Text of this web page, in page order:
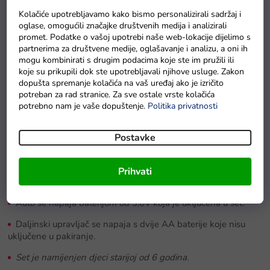
Kolačiće upotrebljavamo kako bismo personalizirali sadržaj i
oglase, omogućili značajke društvenih medija i analizirali
promet. Podatke o vašoj upotrebi naše web-lokacije dijelimo s
partnerima za društvene medije, oglašavanje i analizu, a oni ih
mogu kombinirati s drugim podacima koje ste im pružili ili
koje su prikupili dok ste upotrebljavali njihove usluge. Zakon
dopušta spremanje kolačića na vaš uređaj ako je izričito
potreban za rad stranice. Za sve ostale vrste kolačića
potrebno nam je vaše dopuštenje. Politika privatnosti
Postavke
Prihvati
Baterie GP Greencell R6 typ AA 4 ks
Na zalihama
Detaljan opis proizvoda
Tehnički set za gradnju R/C auto na daljinsko upravljanje
sadrži585dijelova. Maksimalna brzina automobila je6
km/h. Auto ima sjedalo koje se može katapultirati. Igrajući
se s ovim setom, dijete razvija tehničko razmišljanje i finu
Auto se napaja baterijom od 3,6V koja je uključena u set.
Daljinski upravljač se napaja s dvije AA baterije koje nisu
uključene u pakiranje.
Set je namijenjen djeci starijoj od 6 godina.